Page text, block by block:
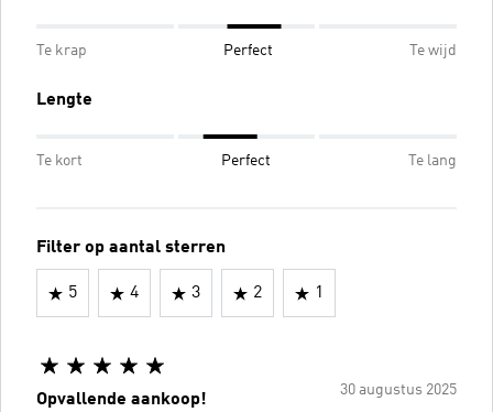
Te krap Perfect Te wijd
Lengte
Te kort Perfect Te lang
Filter op aantal sterren
5 4 3 2 1
30 augustus 2025
Opvallende aankoop!